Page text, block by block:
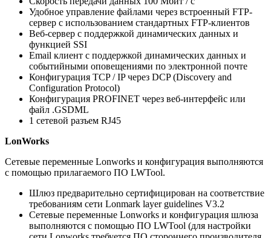
Удобное управление файлами через встроенный FTP-
сервер с использованием стандартных FTP-клиентов
Веб-сервер с поддержкой динамических данных и
функцией SSI
Email клиент с поддержкой динамических данных и
событийными оповещениями по электронной почте
Конфигурация TCP / IP через DCP (Discovery and
Configuration Protocol)
Конфигурация PROFINET через веб-интерфейс или
файл .GSDML
1 сетевой разъем RJ45
LonWorks
Сетевые переменные Lonworks и конфигурация выполняются
с помощью прилагаемого ПО LWTool.
Шлюз предварительно сертифицирован на соответствие
требованиям сети Lonmark layer guidelines V3.2
Сетевые переменные Lonworks и конфигурация шлюза
выполняются с помощью ПО LWTool (для настройки